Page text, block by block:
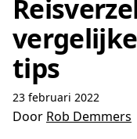
tips
23 februari 2022
Door Rob Demmers